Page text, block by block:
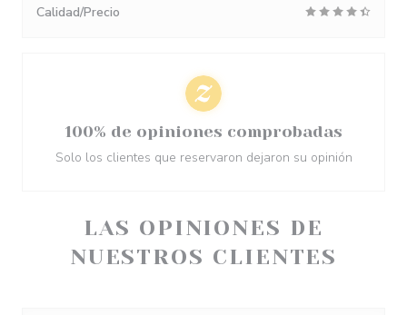
LAS OPINIONES DE
NUESTROS CLIENTES
Calidad/Precio
100% de opiniones comprobadas
Solo los clientes que reservaron dejaron su opinión